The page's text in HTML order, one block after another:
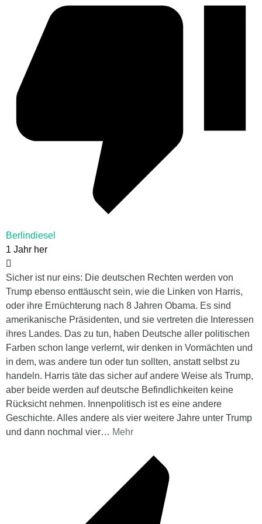
Berlindiesel
1 Jahr her
Sicher ist nur eins: Die deutschen Rechten werden von
Trump ebenso enttäuscht sein, wie die Linken von Harris,
oder ihre Ernüchterung nach 8 Jahren Obama. Es sind
amerikanische Präsidenten, und sie vertreten die Interessen
ihres Landes. Das zu tun, haben Deutsche aller politischen
Farben schon lange verlernt, wir denken in Vormächten und
in dem, was andere tun oder tun sollten, anstatt selbst zu
handeln. Harris täte das sicher auf andere Weise als Trump,
aber beide werden auf deutsche Befindlichkeiten keine
Rücksicht nehmen. Innenpolitisch ist es eine andere
Geschichte. Alles andere als vier weitere Jahre unter Trump
und dann nochmal vier… Mehr